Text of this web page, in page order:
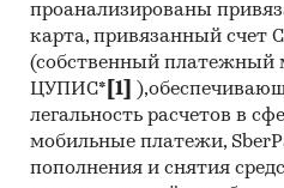
Официальные
информации
Открытые источники
Отчетность
Сайты компаний
проанализированы
карта, привязанный
(собственный
ЦУПИС* [1]
легальность расчетов в
мобильные платежи,
пополнения и снятия